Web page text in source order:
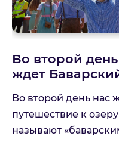
Во второй
ждет
Во второй день нас
путешествие к озеру
называют